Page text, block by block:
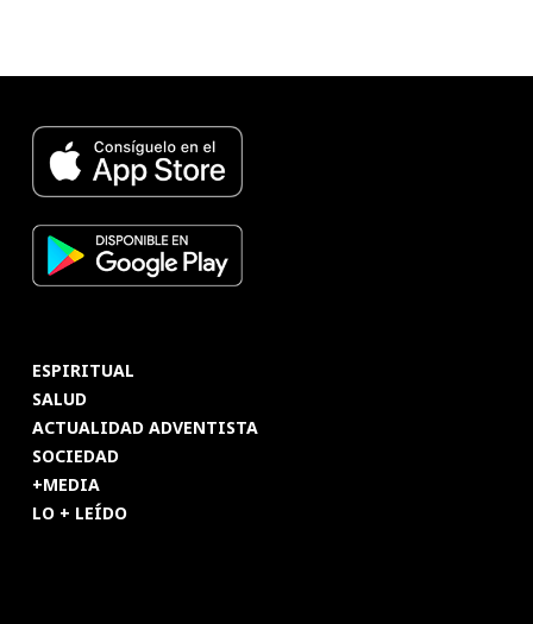
ESPIRITUAL
SALUD
ACTUALIDAD ADVENTISTA
SOCIEDAD
+MEDIA
LO + LEÍDO